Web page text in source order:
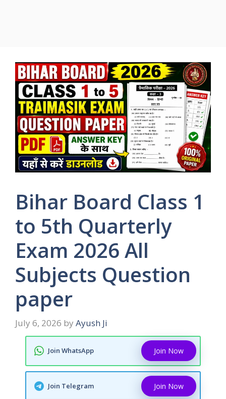
Bihar Board Class 1
to 5th Quarterly
Exam 2026 All
Subjects Question
paper
July 6, 2026 by Ayush Ji
Join WhatsApp Join Now
Join Telegram Join Now